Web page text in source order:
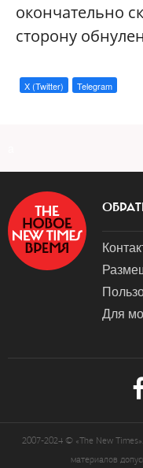
окончательно
сторону
X (Twitter) Telegram
Для
2007-2024 © «The New
материалов